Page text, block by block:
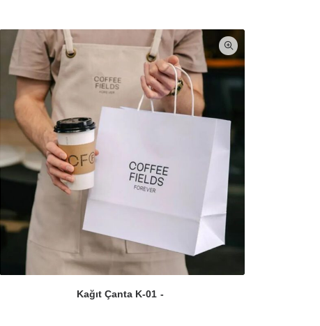
Kağıt Çanta K-01